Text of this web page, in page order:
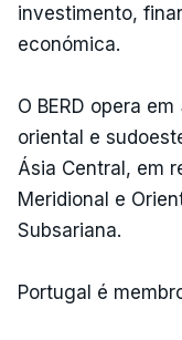
investimento,
económica.
O BERD opera
oriental e
Ásia Central, em
Meridional e
Subsariana.
Portugal é